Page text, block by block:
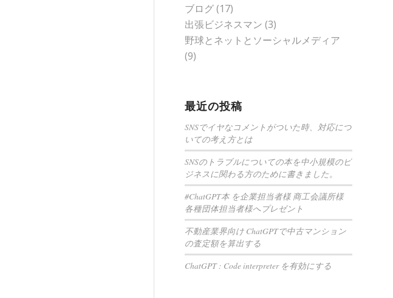
ブログ(17)
出張ビジネスマン (3)
野球とネットとソーシャルメディア
(9)
最近の投稿
SNSでイヤなコメントがついた時、対応につ
いての考え方とは
SNSのトラブルについての本を中小規模のビ
ジネスに関わる方のために書きました。
#ChatGPT本 を企業担当者様 商工会議所様
各種団体担当者様へプレゼント
不動産業界向け ChatGPTで中古マンション
の査定額を算出する
ChatGPT : Code interpreter を有効にする